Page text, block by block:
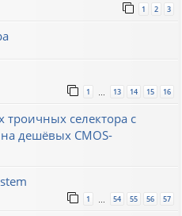
1 2 3
1 13 14 15 16
троичных селектора с
дешёвых CMOS-
1 54 55 56 57